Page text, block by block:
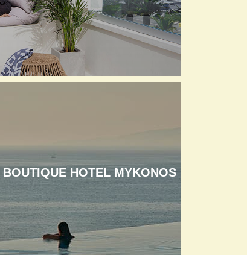
BOUTIQUE HOTEL MYKONOS